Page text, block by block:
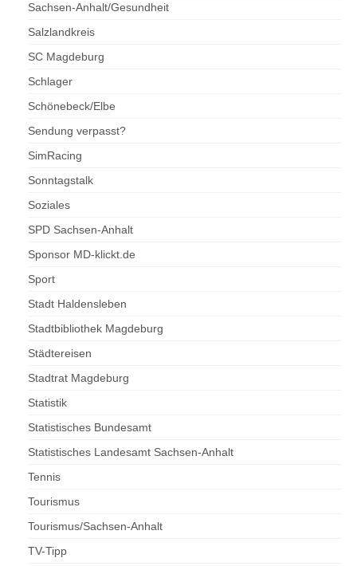
Sachsen-Anhalt/Gesundheit
Salzlandkreis
SC Magdeburg
Schlager
Schönebeck/Elbe
Sendung verpasst?
SimRacing
Sonntagstalk
Soziales
SPD Sachsen-Anhalt
Sponsor MD-klickt.de
Sport
Stadt Haldensleben
Stadtbibliothek Magdeburg
Städtereisen
Stadtrat Magdeburg
Statistik
Statistisches Bundesamt
Statistisches Landesamt Sachsen-Anhalt
Tennis
Tourismus
Tourismus/Sachsen-Anhalt
TV-Tipp